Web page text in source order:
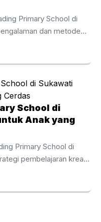
dengan percaya diri.
Primary School di
dan metode
minat baca anak sejak
Privat Reading Primary
awal yang krusial
literasi
Program ini
anak antusias
tetapi juga
...
School di
Anak yang
Primary School di
pembelajaran kreatif
positif.
di Sukawati